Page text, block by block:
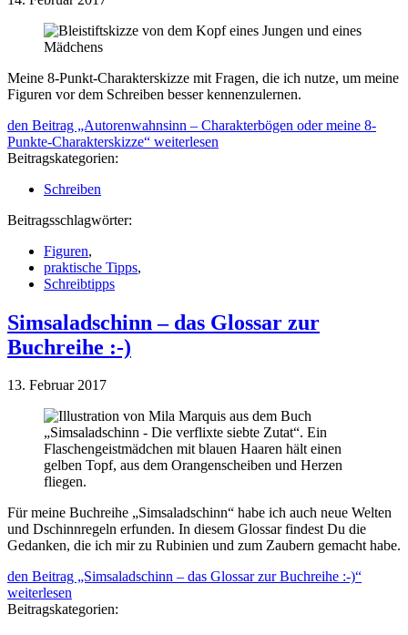
Meine 8-Punkt-Charakterskizze mit Fragen, die ich nutze, um meine
Figuren vor dem Schreiben besser kennenzulernen.
den Beitrag „Autorenwahn­sinn – Charak­ter­bögen oder meine 8-
Punkte-Charakterskizze“ weiterlesen
Beitragskategorien:
Schreiben
Beitragsschlagwörter:
Figuren,
praktische Tipps,
Schreibtipps
Simsaladschinn – das Glossar zur
Buchreihe :-)
13. Februar 2017
Für meine Buchreihe „Simsaladschinn“ habe ich auch neue Welten
und Dschinnregeln erfunden. In diesem Glossar findest Du die
Gedanken, die ich mir zu Rubinien und zum Zaubern gemacht habe.
den Beitrag „Simsaladschinn – das Glossar zur Buchreihe :-)“
weiterlesen
Beitragskategorien: